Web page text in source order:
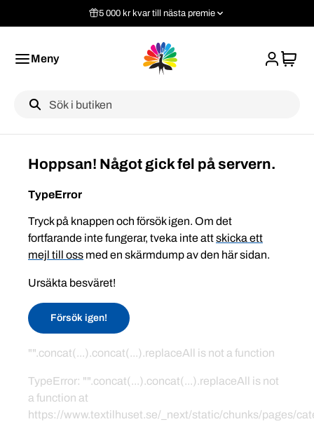
5 000 kr kvar till nästa premie
Meny
Label
Hoppsan! Något gick fel på servern.
TypeError
Tryck på knappen och försök igen. Om det
fortfarande inte fungerar, tveka inte attskicka ett
mejl till oss med en skärmdump av den här sidan.
Ursäkta besväret!
Försök igen!
"".concat(...).concat(...).replaceAll is not a function
TypeError: "".concat(...).concat(...).replaceAll is not
a function at
https://www.textilhuset.se/_next/static/chunks/pages/